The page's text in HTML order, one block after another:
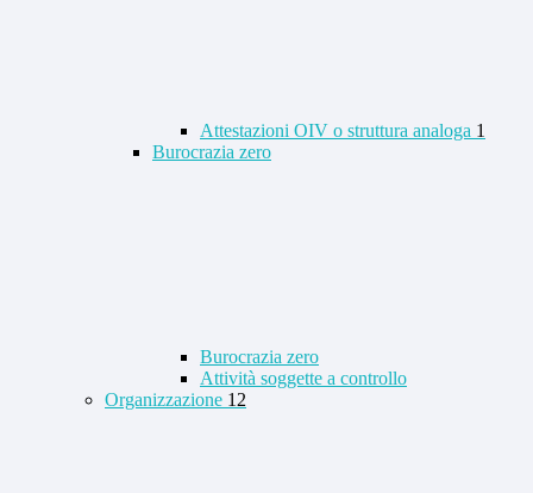
Attestazioni OIV o struttura analoga 1
Burocrazia zero
Burocrazia zero
Attività soggette a controllo
Organizzazione 12